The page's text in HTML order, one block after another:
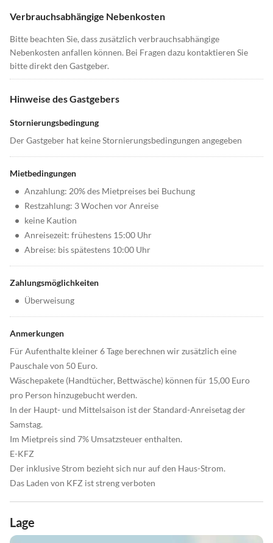
Verbrauchsabhängige Nebenkosten
Bitte beachten Sie, dass zusätzlich verbrauchsabhängige
Nebenkosten anfallen können. Bei Fragen dazu kontaktieren Sie
bitte direkt den Gastgeber.
Hinweise des Gastgebers
Stornierungsbedingung
Der Gastgeber hat keine Stornierungsbedingungen angegeben
Mietbedingungen
• Anzahlung: 20% des Mietpreises bei Buchung
• Restzahlung: 3 Wochen vor Anreise
• keine Kaution
• Anreisezeit: frühestens 15:00 Uhr
• Abreise: bis spätestens 10:00 Uhr
Zahlungsmöglichkeiten
• Überweisung
Anmerkungen
Für Aufenthalte kleiner 6 Tage berechnen wir zusätzlich eine
Pauschale von 50 Euro.
Wäschepakete (Handtücher, Bettwäsche) können für 15,00 Euro
pro Person hinzugebucht werden.
In der Haupt- und Mittelsaison ist der Standard-Anreisetag der
Samstag.
Im Mietpreis sind 7% Umsatzsteuer enthalten.
E-KFZ
Der inklusive Strom bezieht sich nur auf den Haus-Strom.
Das Laden von KFZ ist streng verboten
Lage